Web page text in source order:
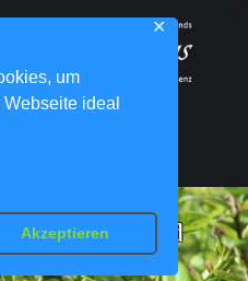
um
ideal
Akzeptieren
✕
und